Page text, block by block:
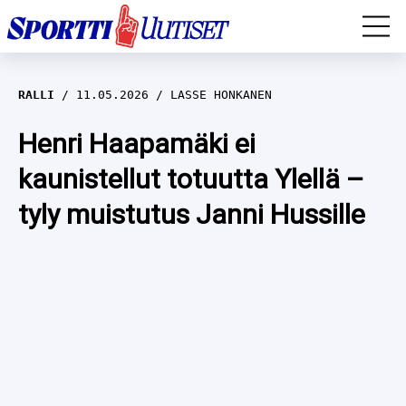
EM-YLEISURHEILU
JÄÄKIEKKO
YLEISURHEILU
WILMA HELTELÄ
TALVILAJIT
RALLI 11.05.2026 LASSE HONKANEN
Henri Haapamäki ei
kaunistellut totuutta Ylellä –
tyly muistutus Janni Hussille